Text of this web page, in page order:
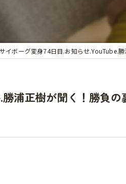
サイボーグ変身74日目.お知らせ.YouTube.
浦正樹が聞く！勝負